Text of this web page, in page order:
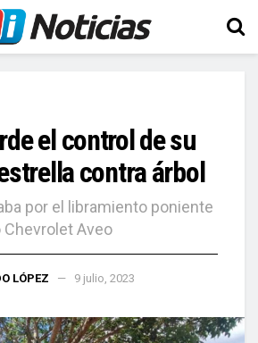
el control de su
contra árbol
por el libramiento poniente
Aveo
LÓPEZ 9 julio, 2023